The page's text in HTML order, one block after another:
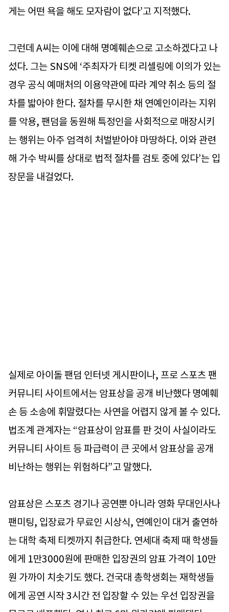
게는 어떤 욕을 해도 모자람이 없다’고 지적했다.
그런데 A씨는 이에 대해 명예훼손으로 고소하겠다고 나
섰다. 그는 SNS에 ‘주최자가 티켓 리셀링에 이의가 있는
경우 공식 예매처의 이용약관에 따라 계약 취소 등의 절
차를 밟아야 한다. 절차를 무시한 채 연예인이라는 지위
를 악용, 팬덤을 동원해 특정인을 사회적으로 매장시키
는 행위는 아주 엄격히 처벌받아야 마땅하다. 이와 관련
해 가수 박씨를 상대로 법적 절차를 검토 중에 있다’는 입
장문을 내걸었다.
실제로 아이돌 팬덤 인터넷 게시판이나, 프로 스포츠 팬
커뮤니티 사이트에서는 암표상을 공개 비난했다 명예훼
손 등 소송에 휘말렸다는 사연을 어렵지 않게 볼 수 있다.
법조계 관계자는 “암표상이 암표를 판 것이 사실이라도
커뮤니티 사이트 등 파급력이 큰 곳에서 암표상을 공개
비난하는 행위는 위험하다”고 말했다.
암표상은 스포츠 경기나 공연뿐 아니라 영화 무대인사나
팬미팅, 입장료가 무료인 시상식, 연예인이 대거 출연하
는 대학 축제 티켓까지 취급한다. 연세대 축제 때 학생들
에게 1만3000원에 판매한 입장권의 암표 가격이 10만
원 가까이 치솟기도 했다. 건국대 총학생회는 재학생들
에게 공연 시작 3시간 전 입장할 수 있는 우선 입장권을